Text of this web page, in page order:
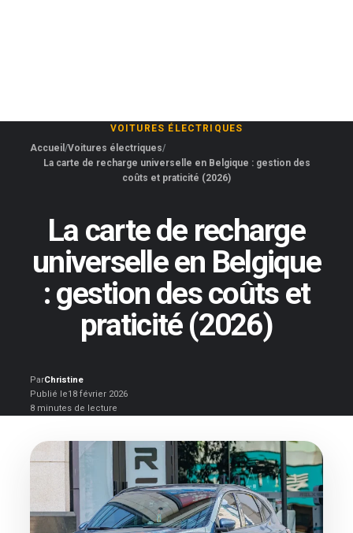
VOITURES ÉLECTRIQUES
Accueil Voitures électriques
La carte de recharge universelle en Belgique : gestion des
coûts et praticité (2026)
La carte de recharge
universelle en Belgique
: gestion des coûts et
praticité (2026)
ParChristine
Publié le18 février 2026
8 minutes de lecture